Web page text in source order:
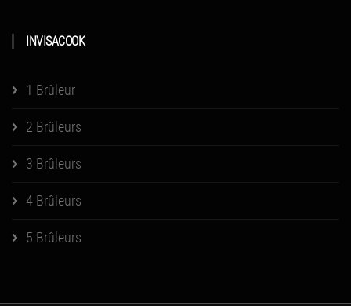
INVISACOOK
1 Brûleur
2 Brûleurs
3 Brûleurs
4 Brûleurs
5 Brûleurs